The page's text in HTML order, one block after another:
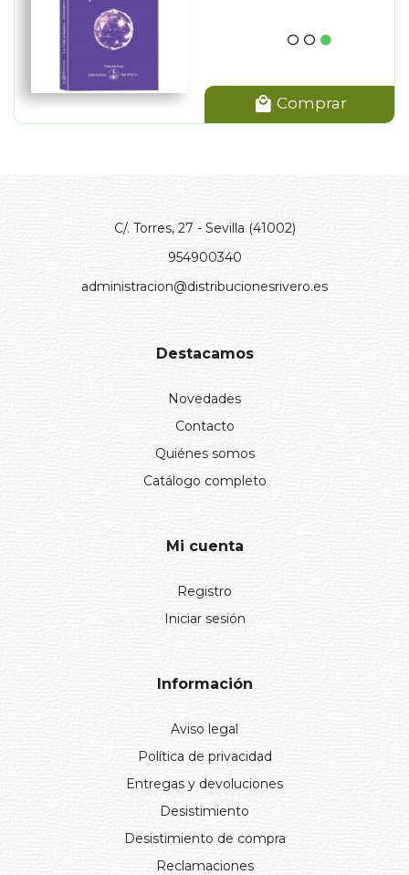
Comprar
C/. Torres, 27 - Sevilla (41002)
954900340
administracion@distribucionesrivero.es
Destacamos
Novedades
Contacto
Quiénes somos
Catálogo completo
Mi cuenta
Registro
Iniciar sesión
Información
Aviso legal
Política de privacidad
Entregas y devoluciones
Desistimiento
Desistimiento de compra
Reclamaciones